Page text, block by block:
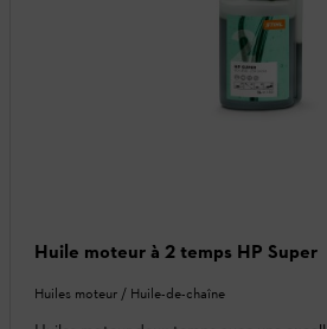
Huile moteur à 2 temps HP Super
Huiles moteur / Huile-de-chaîne